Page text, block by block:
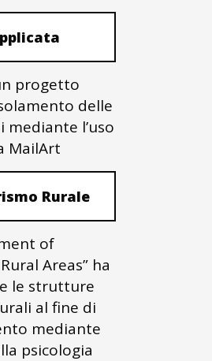
progetto
delle
l’uso
MailArt
Rurale
of
Areas” ha
le strutture
al fine di
mediante
psicologia